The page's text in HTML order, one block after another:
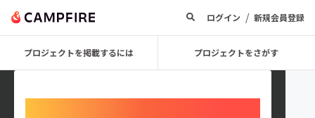
ログイン / 新規会員登録
プロジェクトを掲載するには プロジェクトをさがす